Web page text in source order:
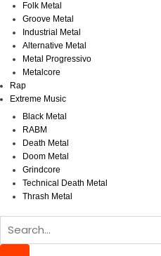
Folk Metal
Groove Metal
Industrial Metal
Alternative Metal
Metal Progressivo
Metalcore
Rap
Extreme Music
Black Metal
RABM
Death Metal
Doom Metal
Grindcore
Technical Death Metal
Thrash Metal